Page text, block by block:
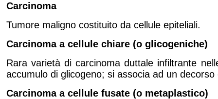
Carcinoma
Tumore maligno costituito da cellule epiteliali.
Carcinoma a cellule chiare (o glicogeniche)
Rara varietà di carcinoma duttale infiltrante
accumulo di glicogeno; si associa ad un
Carcinoma a cellule fusate (o metaplastico)